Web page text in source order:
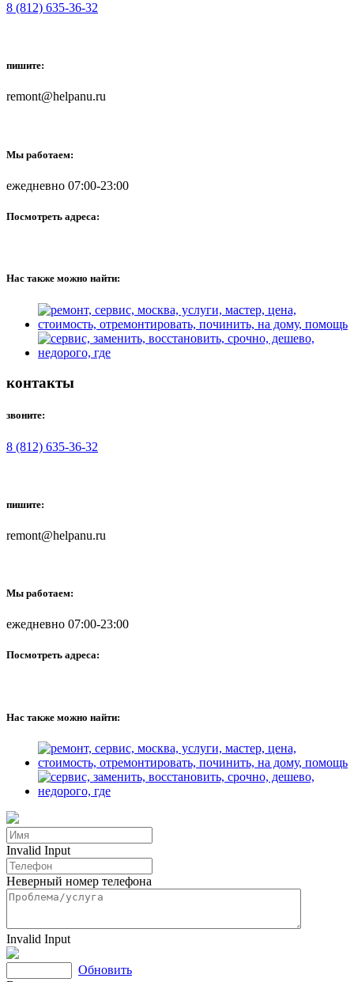
8 (812) 635-36-32
пишите:
remont@helpanu.ru
Мы работаем:
ежедневно 07:00-23:00
Посмотреть адреса:
Нас также можно найти:
контакты
звоните:
8 (812) 635-36-32
пишите:
remont@helpanu.ru
Мы работаем:
ежедневно 07:00-23:00
Посмотреть адреса:
Нас также можно найти:
Invalid Input
Неверный номер телефона
Invalid Input
Обновить